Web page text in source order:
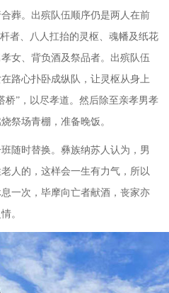
葬。出殡队伍顺序仍是两人在前
者、八人扛抬的灵枢、魂幡及纸花
女、背负酒及祭品者。出殡队伍
路心扑卧成纵队，让灵枢从身上
桥”，以尽孝道。然后除至亲孝男孝
祭场青棚，准备晚饭。
随时替换。彝族纳苏人认为，男
人的，这样会一生有力气，所以
一次，毕摩向亡者献酒，丧家亦
。